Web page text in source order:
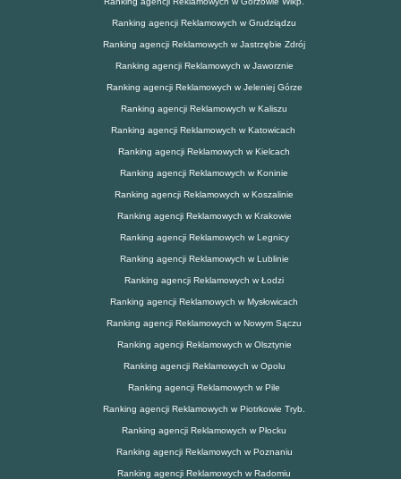
Ranking agencji Reklamowych w Grudziądzu
Ranking agencji Reklamowych w Jastrzębie Zdrój
Ranking agencji Reklamowych w Jaworznie
Ranking agencji Reklamowych w Jeleniej Górze
Ranking agencji Reklamowych w Kaliszu
Ranking agencji Reklamowych w Katowicach
Ranking agencji Reklamowych w Kielcach
Ranking agencji Reklamowych w Koninie
Ranking agencji Reklamowych w Koszalinie
Ranking agencji Reklamowych w Krakowie
Ranking agencji Reklamowych w Legnicy
Ranking agencji Reklamowych w Lublinie
Ranking agencji Reklamowych w Łodzi
Ranking agencji Reklamowych w Mysłowicach
Ranking agencji Reklamowych w Nowym Sączu
Ranking agencji Reklamowych w Olsztynie
Ranking agencji Reklamowych w Opolu
Ranking agencji Reklamowych w Pile
Ranking agencji Reklamowych w Piotrkowie Tryb.
Ranking agencji Reklamowych w Płocku
Ranking agencji Reklamowych w Poznaniu
Ranking agencji Reklamowych w Radomiu